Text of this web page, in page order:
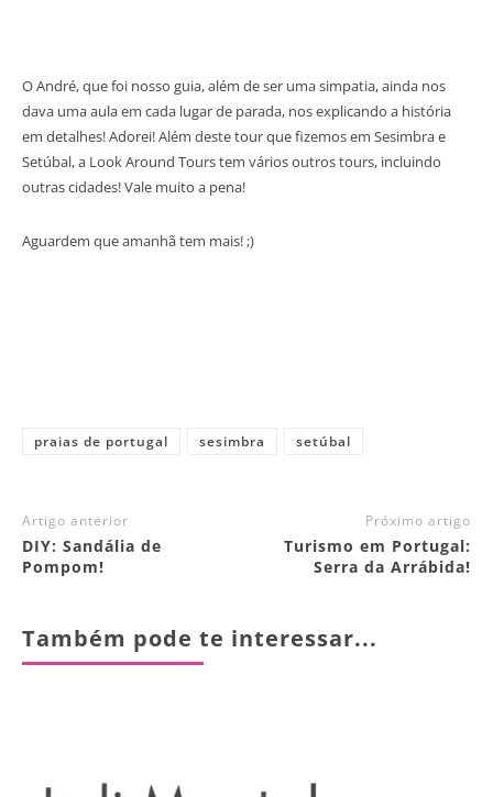
O André, que foi nosso guia, além de ser uma simpatia, ainda nos
dava uma aula em cada lugar de parada, nos explicando a história
em detalhes! Adorei! Além deste tour que fizemos em Sesimbra e
Setúbal, a Look Around Tours tem vários outros tours, incluindo
outras cidades! Vale muito a pena!
Aguardem que amanhã tem mais! ;)
praias de portugal sesimbra setúbal
Artigo anterior
DIY: Sandália de
Pompom!
Próximo artigo
Turismo em Portugal:
Serra da Arrábida!
Também pode te interessar...